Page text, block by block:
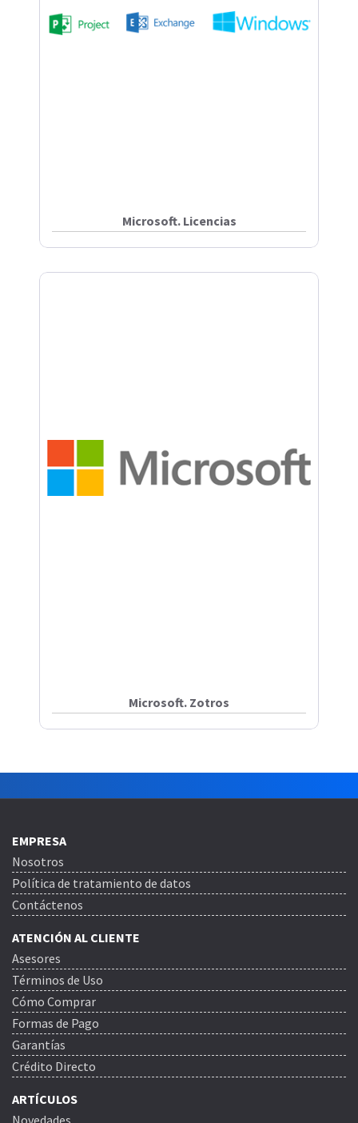
Microsoft. Licencias
Microsoft. Zotros
EMPRESA
Nosotros
Política de tratamiento de datos
Contáctenos
ATENCIÓN AL CLIENTE
Asesores
Términos de Uso
Cómo Comprar
Formas de Pago
Garantías
Crédito Directo
ARTÍCULOS
Novedades